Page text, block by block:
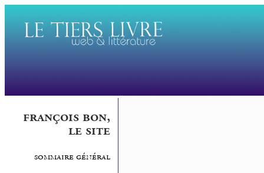
françois bon,
le site
sommaire général